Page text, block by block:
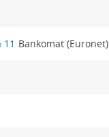
11 Bankomat (Euronet)